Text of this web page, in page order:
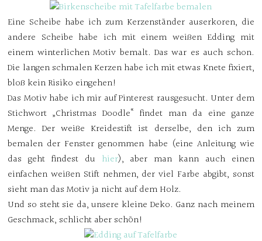
Eine Scheibe habe ich zum Kerzenständer auserkoren, die
andere Scheibe habe ich mit einem weißen Edding mit
einem winterlichen Motiv bemalt. Das war es auch schon.
Die langen schmalen Kerzen habe ich mit etwas Knete fixiert,
bloß kein Risiko eingehen!
Das Motiv habe ich mir auf Pinterest rausgesucht. Unter dem
Stichwort „Christmas Doodle“ findet man da eine ganze
Menge. Der weiße Kreidestift ist derselbe, den ich zum
bemalen der Fenster genommen habe (eine Anleitung wie
das geht findest du hier), aber man kann auch einen
einfachen weißen Stift nehmen, der viel Farbe abgibt, sonst
sieht man das Motiv ja nicht auf dem Holz.
Und so steht sie da, unsere kleine Deko. Ganz nach meinem
Geschmack, schlicht aber schön!